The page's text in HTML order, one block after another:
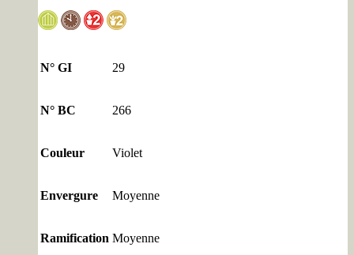
N° GI 29
N° BC 266
Couleur Violet
Envergure Moyenne
Ramification Moyenne